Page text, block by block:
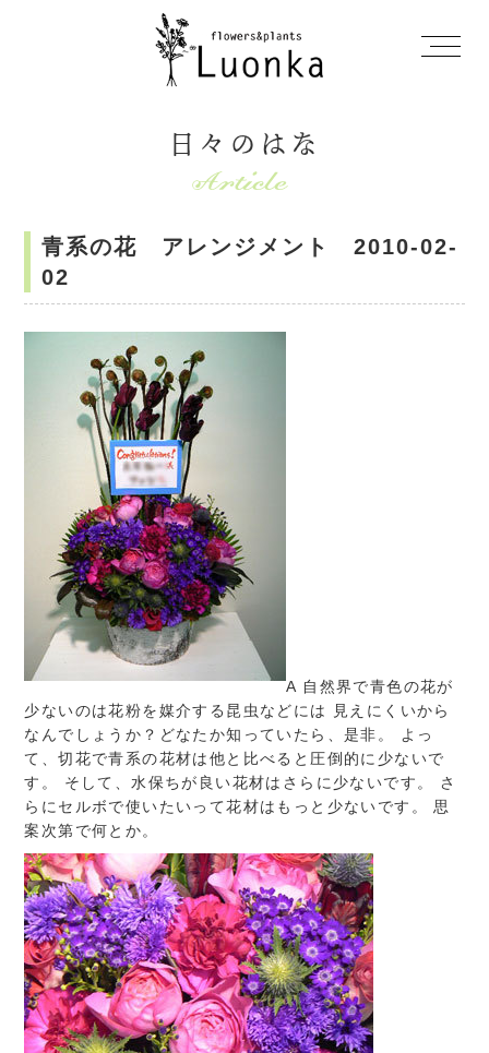
日々のはな
青系の花 アレンジメント 2010-02-
02
A 自然界で青色の花が
少ないのは花粉を媒介する昆虫などには 見えにくいから
なんでしょうか？どなたか知っていたら、是非。 よっ
て、切花で青系の花材は他と比べると圧倒的に少ないで
す。 そして、水保ちが良い花材はさらに少ないです。 さ
らにセルボで使いたいって花材はもっと少ないです。 思
案次第で何とか。